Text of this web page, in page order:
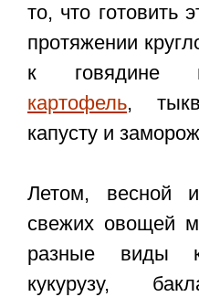
то, что готовить
протяжении
к говядине
картофель,
капусту и
Летом, весной
свежих овощей
разные виды
кукурузу,